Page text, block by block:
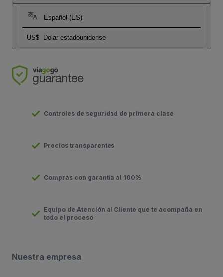
Español (ES)
US$ Dolar estadounidense
Controles de seguridad de primera clase
Precios transparentes
Compras con garantía al 100%
Equipo de Atención al Cliente que te acompaña en
todo el proceso
Nuestra empresa